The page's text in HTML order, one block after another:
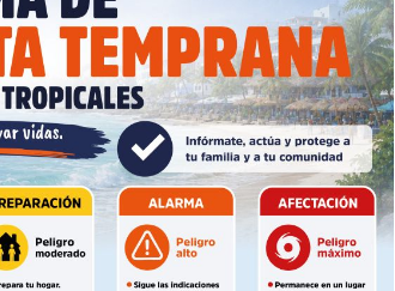
de privacidad
Blanca, Trump congeló la
dije eso. Lo que realmente